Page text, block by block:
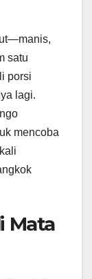
satu
porsi
lagi.
mencoba
Mata